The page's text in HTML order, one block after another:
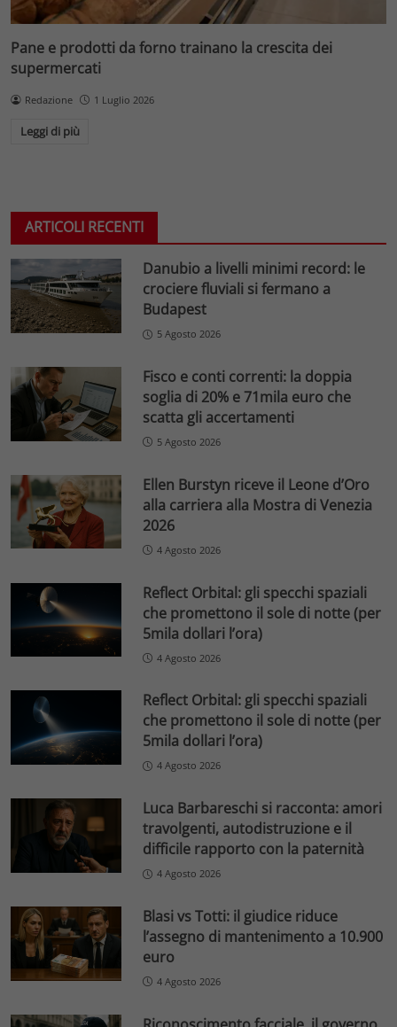
Pane e prodotti da forno trainano la crescita dei
supermercati
Redazione 1 Luglio 2026
Leggi di più
ARTICOLI RECENTI
Danubio a livelli minimi record: le
crociere fluviali si fermano a
Budapest
5 Agosto 2026
Fisco e conti correnti: la doppia
soglia di 20% e 71mila euro che
scatta gli accertamenti
5 Agosto 2026
Ellen Burstyn riceve il Leone d’Oro
alla carriera alla Mostra di Venezia
2026
4 Agosto 2026
Reflect Orbital: gli specchi spaziali
che promettono il sole di notte (per
5mila dollari l’ora)
4 Agosto 2026
Reflect Orbital: gli specchi spaziali
che promettono il sole di notte (per
5mila dollari l’ora)
4 Agosto 2026
Luca Barbareschi si racconta: amori
travolgenti, autodistruzione e il
difficile rapporto con la paternità
4 Agosto 2026
Blasi vs Totti: il giudice riduce
l’assegno di mantenimento a 10.900
euro
4 Agosto 2026